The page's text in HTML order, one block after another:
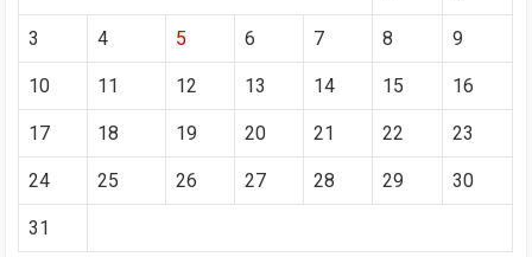
3 4 5 6 7 8 9
10 11 12 13 14 15 16
17 18 19 20 21 22 23
24 25 26 27 28 29 30
31